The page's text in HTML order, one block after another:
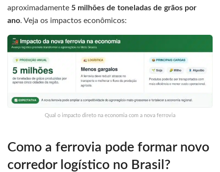
aproximadamente 5 milhões de toneladas de grãos por
ano. Veja os impactos econômicos:
Qual o impacto direto na economia com a nova ferrovia
Como a ferrovia pode formar novo
corredor logístico no Brasil?